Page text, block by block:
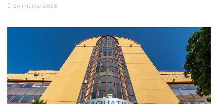
24 martie 2026